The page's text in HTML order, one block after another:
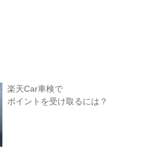
楽天Car車検で
ポイントを受け取るには？